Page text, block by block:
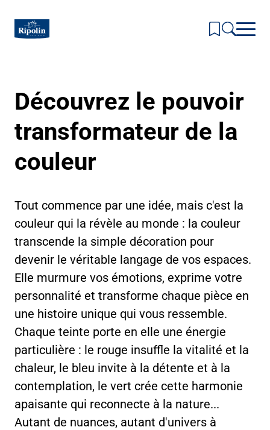
main
Inspirations & Couleurs
Produits
Actualités & Conseils
La Marque
Où nous trouver ?
Découvrez le pouvoir
transformateur de la
couleur
Tout commence par une idée, mais c'est la
couleur qui la révèle au monde : la couleur
transcende la simple décoration pour
devenir le véritable langage de vos espaces.
Elle murmure vos émotions, exprime votre
personnalité et transforme chaque pièce en
une histoire unique qui vous ressemble.
Chaque teinte porte en elle une énergie
particulière : le rouge insuffle la vitalité et la
chaleur, le bleu invite à la détente et à la
contemplation, le vert crée cette harmonie
apaisante qui reconnecte à la nature...
Autant de nuances, autant d'univers à